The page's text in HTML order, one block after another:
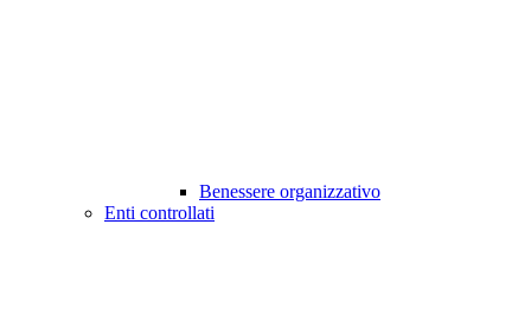
Benessere organizzativo
Enti controllati